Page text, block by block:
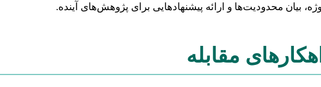
بیان محدودیت‌ها و ارائه پیشنهادهایی برای پژوهش‌های آینده.
مقابله